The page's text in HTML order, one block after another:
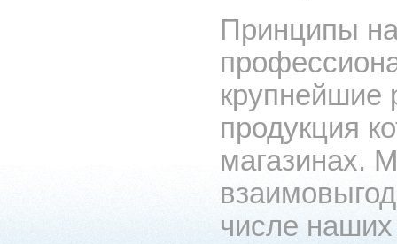
Принципы
крупнейшие
продукция
магазинах.
числе